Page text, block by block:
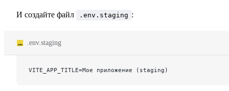
И создайте файл .env.staging :
.env.staging
VITE_APP_TITLE=Мое приложение (staging)